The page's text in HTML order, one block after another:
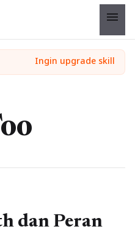
menu
dan Peran